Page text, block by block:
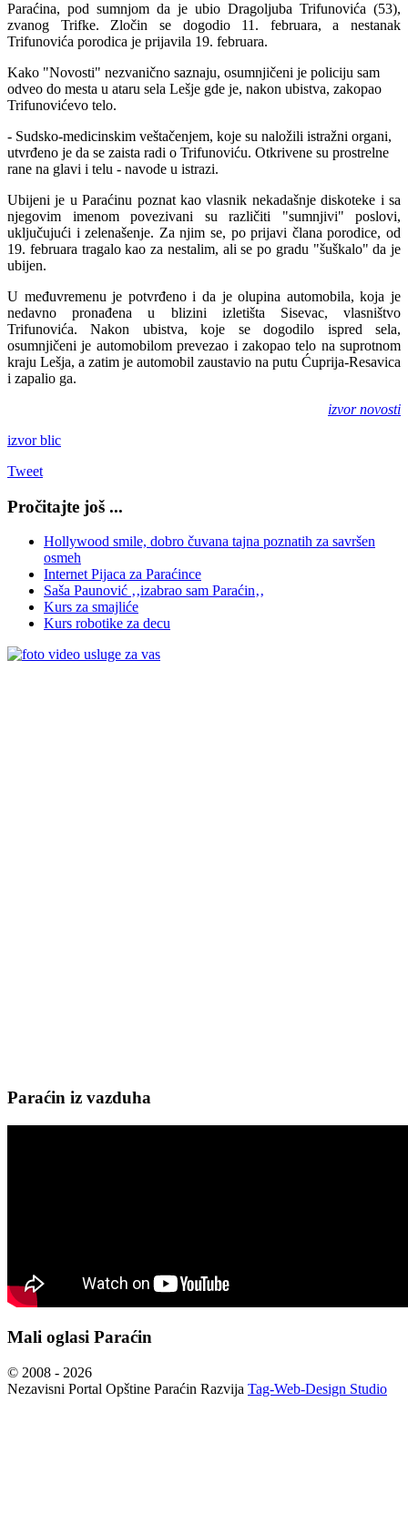
Paraćina, pod sumnjom da je ubio Dragoljuba Trifunovića (53),
zvanog Trifke. Zločin se dogodio 11. februara, a nestanak
Trifunovića porodica je prijavila 19. februara.
Kako "Novosti" nezvanično saznaju, osumnjičeni je policiju sam
odveo do mesta u ataru sela Lešje gde je, nakon ubistva, zakopao
Trifunovićevo telo.
- Sudsko-medicinskim veštačenjem, koje su naložili istražni organi,
utvrđeno je da se zaista radi o Trifunoviću. Otkrivene su prostrelne
rane na glavi i telu - navode u istrazi.
Ubijeni je u Paraćinu poznat kao vlasnik nekadašnje diskoteke i sa
njegovim imenom povezivani su različiti "sumnjivi" poslovi,
uključujući i zelenašenje. Za njim se, po prijavi člana porodice, od
19. februara tragalo kao za nestalim, ali se po gradu "šuškalo" da je
ubijen.
U međuvremenu je potvrđeno i da je olupina automobila, koja je
nedavno pronađena u blizini izletišta Sisevac, vlasništvo
Trifunovića. Nakon ubistva, koje se dogodilo ispred sela,
osumnjičeni je automobilom prevezao i zakopao telo na suprotnom
kraju Lešja, a zatim je automobil zaustavio na putu Ćuprija-Resavica
i zapalio ga.
izvor novosti
izvor blic
Tweet
Pročitajte još ...
Hollywood smile, dobro čuvana tajna poznatih za savršen
osmeh
Internet Pijaca za Paraćince
Saša Paunović ‚‚izabrao sam Paraćin‚‚
Kurs za smajliće
Kurs robotike za decu
Paraćin iz vazduha
Mali oglasi Paraćin
© 2008 - 2026
Nezavisni Portal Opštine Paraćin Razvija Tag-Web-Design Studio